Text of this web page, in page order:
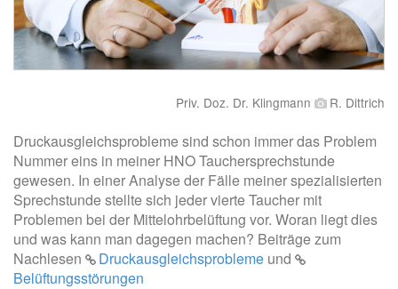
Priv. Doz. Dr. Klingmann R. Dittrich
Druckausgleichsprobleme sind schon immer das Problem
Nummer eins in meiner HNO Tauchersprechstunde
gewesen. In einer Analyse der Fälle meiner spezialisierten
Sprechstunde stellte sich jeder vierte Taucher mit
Problemen bei der Mittelohrbelüftung vor. Woran liegt dies
und was kann man dagegen machen? Beiträge zum
Nachlesen
Druckausgleichsprobleme und
Belüftungsstörungen